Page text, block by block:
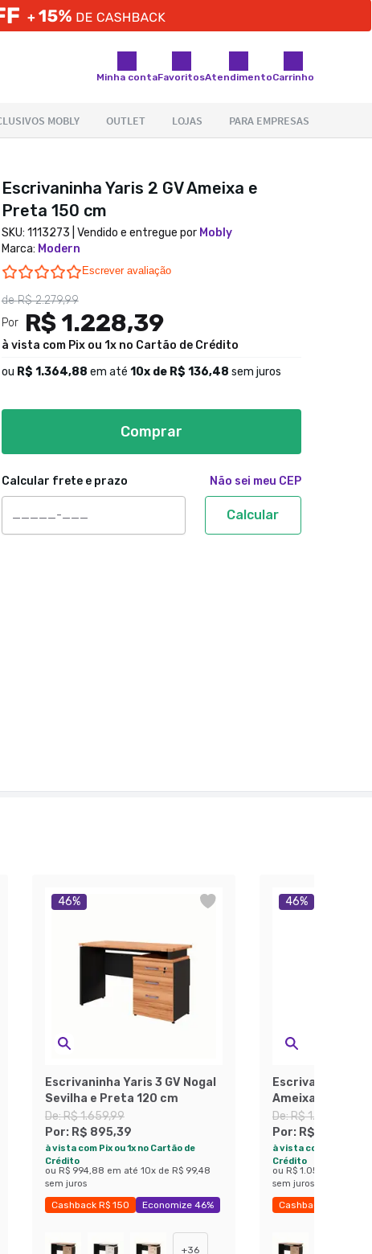
Minha contaFavoritosAtendimentoCarrinho
Escrivaninha Yaris 2 GV Ameixa e
Preta 150 cm
SKU: 1113273 | Vendido e entregue por Mobly
Marca: Modern
0.0 star rating
Escrever avaliação
deR$ 2.279,99
Por
R$ 1.228,39
à vista com Pix ou 1x no Cartão de Crédito
ou R$ 1.364,88 em até 10x de R$ 136,48 sem juros
Comprar
Calcular frete e prazo Não sei meu CEP
Calcular
46%
Escrivaninha Yaris 3 GV Nogal
Sevilha e Preta 120 cm
De:R$ 1.659,99
Por: R$ 895,39
à vista com Pix ou 1x no Cartão de
Crédito
ou R$ 994,88 em até 10x de R$ 99,48
sem juros
Cashback R$ 150 Economize 46%
+36
46%
Escrivaninha
Ameixa e Preta
De:R$ 1.769,99
Por: R$ 953,89
à vista com Pix ou 1x
Crédito
ou R$ 1.059,88
sem juros
Cashback R$ 150